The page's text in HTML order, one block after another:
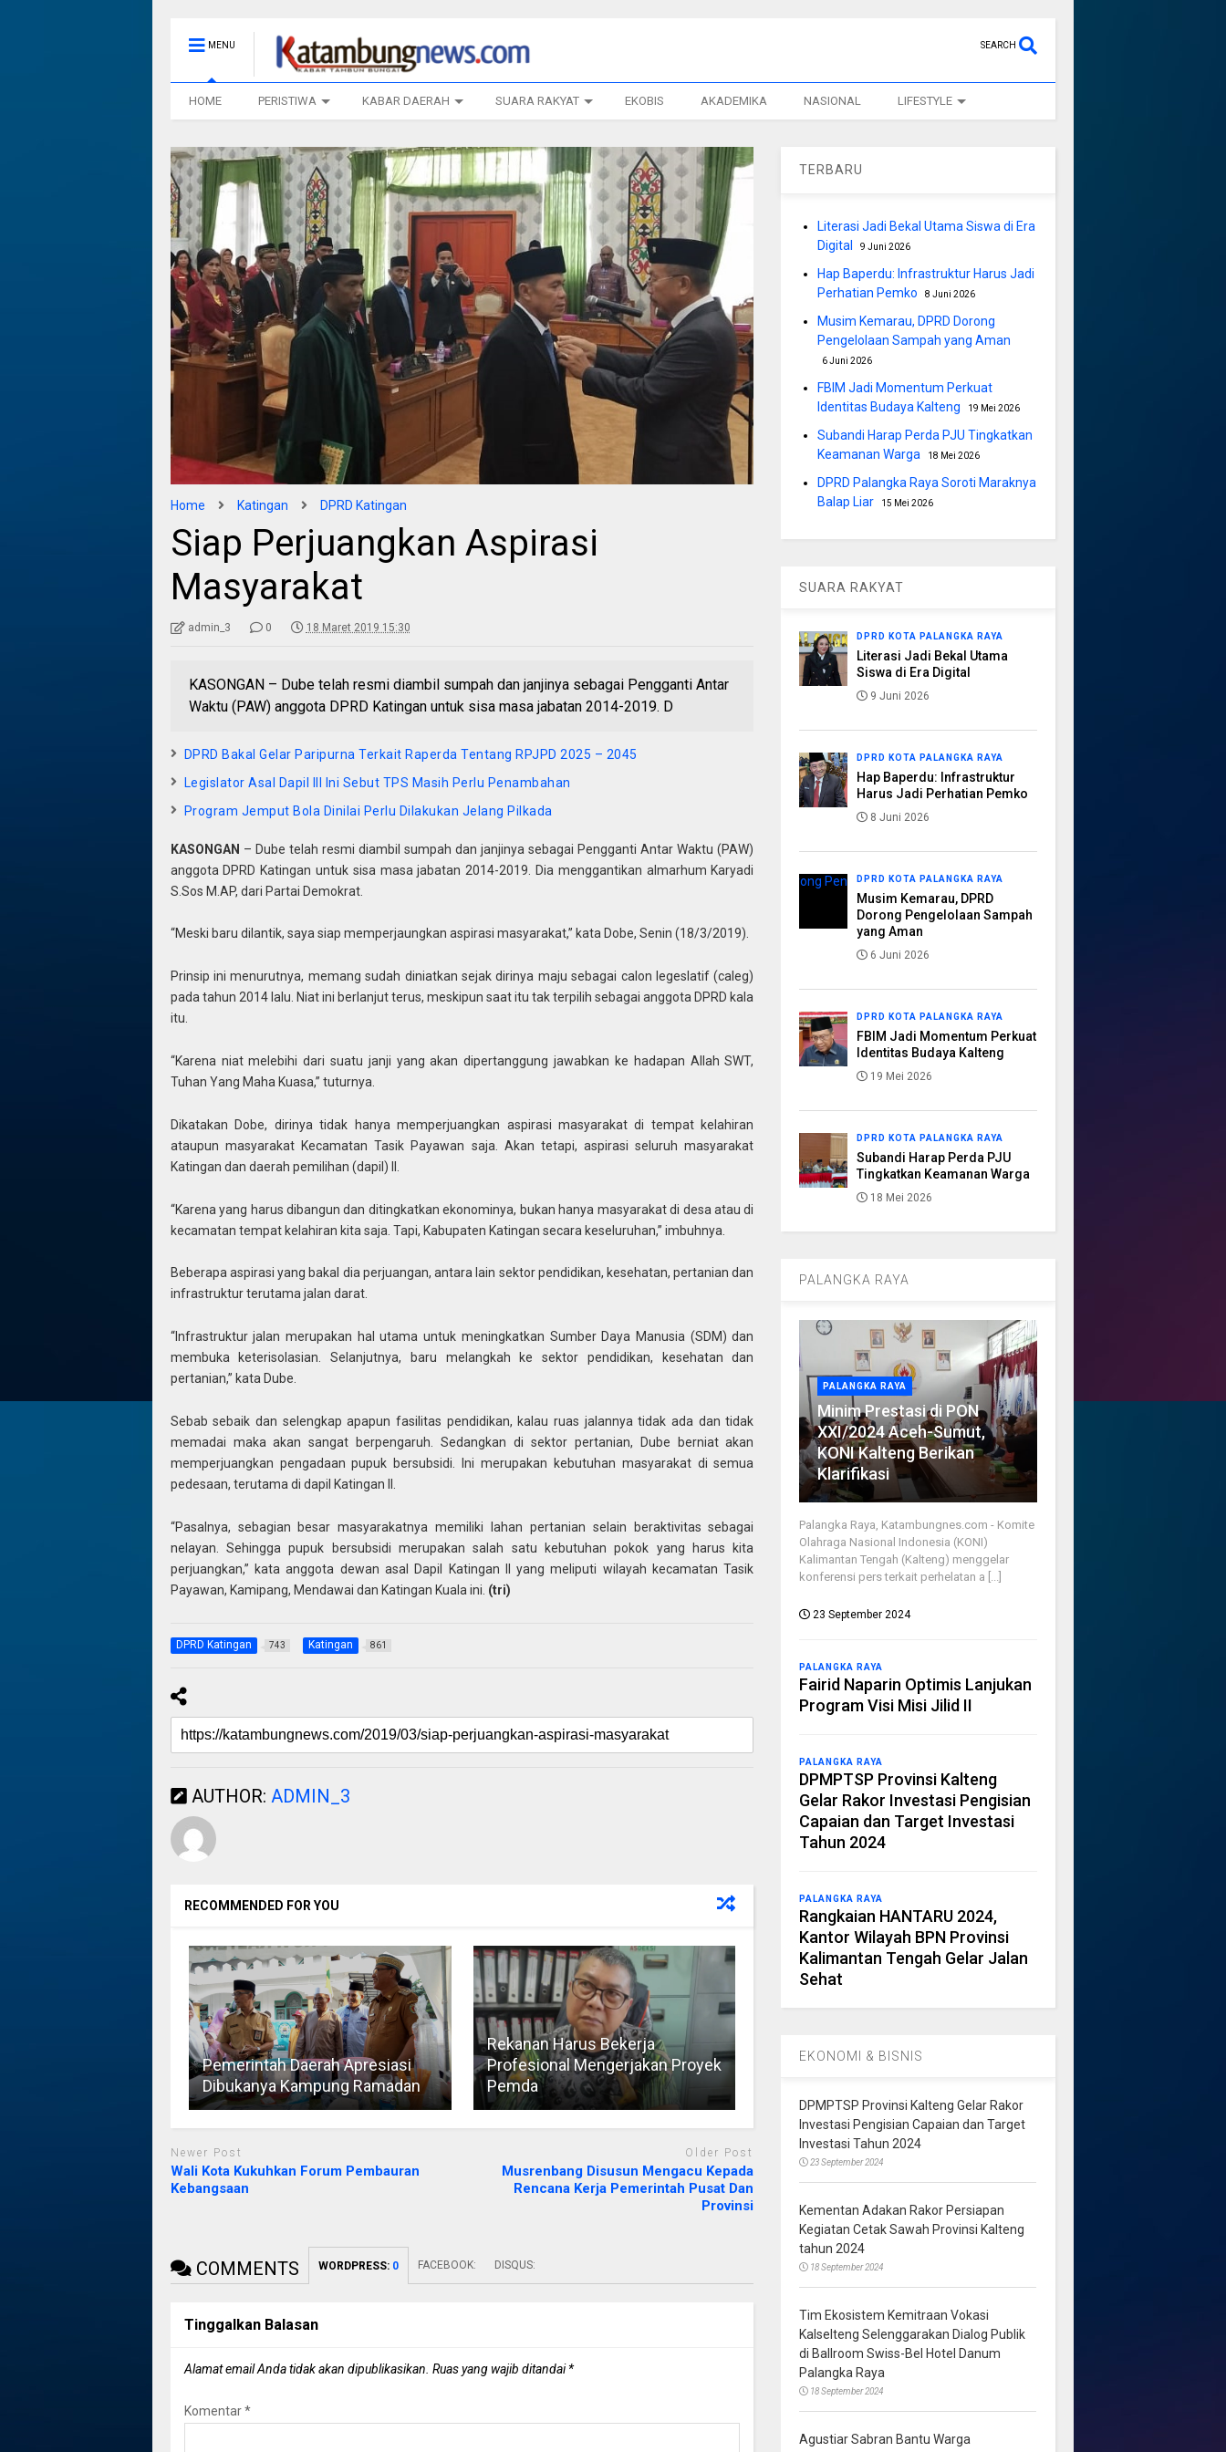
MENU SEARCH
HOME PERISTIWA KABAR DAERAH SUARA RAKYAT EKOBIS AKADEMIKA NASIONAL LIFESTYLE
Home Katingan DPRD Katingan
Siap Perjuangkan Aspirasi
Masyarakat
admin_3 0 18 Maret 2019 15:30
KASONGAN – Dube telah resmi diambil sumpah dan janjinya sebagai Pengganti Antar
Waktu (PAW) anggota DPRD Katingan untuk sisa masa jabatan 2014-2019. D
DPRD Bakal Gelar Paripurna Terkait Raperda Tentang RPJPD 2025 – 2045
Legislator Asal Dapil III Ini Sebut TPS Masih Perlu Penambahan
Program Jemput Bola Dinilai Perlu Dilakukan Jelang Pilkada
KASONGAN – Dube telah resmi diambil sumpah dan janjinya sebagai Pengganti Antar Waktu (PAW)
anggota DPRD Katingan untuk sisa masa jabatan 2014-2019. Dia menggantikan almarhum Karyadi
S.Sos M.AP, dari Partai Demokrat.
“Meski baru dilantik, saya siap memperjaungkan aspirasi masyarakat,” kata Dobe, Senin (18/3/2019).
Prinsip ini menurutnya, memang sudah diniatkan sejak dirinya maju sebagai calon legeslatif (caleg)
pada tahun 2014 lalu. Niat ini berlanjut terus, meskipun saat itu tak terpilih sebagai anggota DPRD kala
itu.
“Karena niat melebihi dari suatu janji yang akan dipertanggung jawabkan ke hadapan Allah SWT,
Tuhan Yang Maha Kuasa,” tuturnya.
Dikatakan Dobe, dirinya tidak hanya memperjuangkan aspirasi masyarakat di tempat kelahiran
ataupun masyarakat Kecamatan Tasik Payawan saja. Akan tetapi, aspirasi seluruh masyarakat
Katingan dan daerah pemilihan (dapil) II.
“Karena yang harus dibangun dan ditingkatkan ekonominya, bukan hanya masyarakat di desa atau di
kecamatan tempat kelahiran kita saja. Tapi, Kabupaten Katingan secara keseluruhan,” imbuhnya.
Beberapa aspirasi yang bakal dia perjuangan, antara lain sektor pendidikan, kesehatan, pertanian dan
infrastruktur terutama jalan darat.
“Infrastruktur jalan merupakan hal utama untuk meningkatkan Sumber Daya Manusia (SDM) dan
membuka keterisolasian. Selanjutnya, baru melangkah ke sektor pendidikan, kesehatan dan
pertanian,” kata Dube.
Sebab sebaik dan selengkap apapun fasilitas pendidikan, kalau ruas jalannya tidak ada dan tidak
memadai maka akan sangat berpengaruh. Sedangkan di sektor pertanian, Dube berniat akan
memperjuangkan pengadaan pupuk bersubsidi. Ini merupakan kebutuhan masyarakat di semua
pedesaan, terutama di dapil Katingan II.
“Pasalnya, sebagian besar masyarakatnya memiliki lahan pertanian selain beraktivitas sebagai
nelayan. Sehingga pupuk bersubsidi merupakan salah satu kebutuhan pokok yang harus kita
perjuangkan,” kata anggota dewan asal Dapil Katingan II yang meliputi wilayah kecamatan Tasik
Payawan, Kamipang, Mendawai dan Katingan Kuala ini. (tri)
DPRD Katingan 743 Katingan 861
AUTHOR: ADMIN_3
RECOMMENDED FOR YOU
Pemerintah Daerah Apresiasi
Dibukanya Kampung Ramadan
Rekanan Harus Bekerja
Profesional Mengerjakan Proyek
Pemda
Newer Post
Wali Kota Kukuhkan Forum Pembauran
Kebangsaan
Older Post
Musrenbang Disusun Mengacu Kepada
Rencana Kerja Pemerintah Pusat Dan
Provinsi
COMMENTS WORDPRESS: 0 FACEBOOK: DISQUS:
Tinggalkan Balasan
Alamat email Anda tidak akan dipublikasikan. Ruas yang wajib ditandai*
Komentar*
TERBARU
Literasi Jadi Bekal Utama Siswa di Era
Digital
9 Juni 2026
Hap Baperdu: Infrastruktur Harus Jadi
Perhatian Pemko
8 Juni 2026
Musim Kemarau, DPRD Dorong
Pengelolaan Sampah yang Aman
6 Juni 2026
FBIM Jadi Momentum Perkuat
Identitas Budaya Kalteng
19 Mei 2026
Subandi Harap Perda PJU Tingkatkan
Keamanan Warga
18 Mei 2026
DPRD Palangka Raya Soroti Maraknya
Balap Liar
15 Mei 2026
SUARA RAKYAT
DPRD KOTA PALANGKA RAYA
Literasi Jadi Bekal Utama
Siswa di Era Digital
9 Juni 2026
DPRD KOTA PALANGKA RAYA
Hap Baperdu: Infrastruktur
Harus Jadi Perhatian Pemko
8 Juni 2026
DPRD KOTA PALANGKA RAYA
Musim Kemarau, DPRD
Dorong Pengelolaan Sampah
yang Aman
6 Juni 2026
DPRD KOTA PALANGKA RAYA
FBIM Jadi Momentum Perkuat
Identitas Budaya Kalteng
19 Mei 2026
DPRD KOTA PALANGKA RAYA
Subandi Harap Perda PJU
Tingkatkan Keamanan Warga
18 Mei 2026
PALANGKA RAYA
PALANGKA RAYA
Minim Prestasi di PON
XXI/2024 Aceh-Sumut,
KONI Kalteng Berikan
Klarifikasi
Palangka Raya, Katambungnes.com - Komite
Olahraga Nasional Indonesia (KONI)
Kalimantan Tengah (Kalteng) menggelar
konferensi pers terkait perhelatan a [...]
23 September 2024
PALANGKA RAYA
Fairid Naparin Optimis Lanjukan
Program Visi Misi Jilid II
PALANGKA RAYA
DPMPTSP Provinsi Kalteng
Gelar Rakor Investasi Pengisian
Capaian dan Target Investasi
Tahun 2024
PALANGKA RAYA
Rangkaian HANTARU 2024,
Kantor Wilayah BPN Provinsi
Kalimantan Tengah Gelar Jalan
Sehat
EKONOMI & BISNIS
DPMPTSP Provinsi Kalteng Gelar Rakor
Investasi Pengisian Capaian dan Target
Investasi Tahun 2024
23 September 2024
Kementan Adakan Rakor Persiapan
Kegiatan Cetak Sawah Provinsi Kalteng
tahun 2024
18 September 2024
Tim Ekosistem Kemitraan Vokasi
Kalselteng Selenggarakan Dialog Publik
di Ballroom Swiss-Bel Hotel Danum
Palangka Raya
18 September 2024
Agustiar Sabran Bantu Warga